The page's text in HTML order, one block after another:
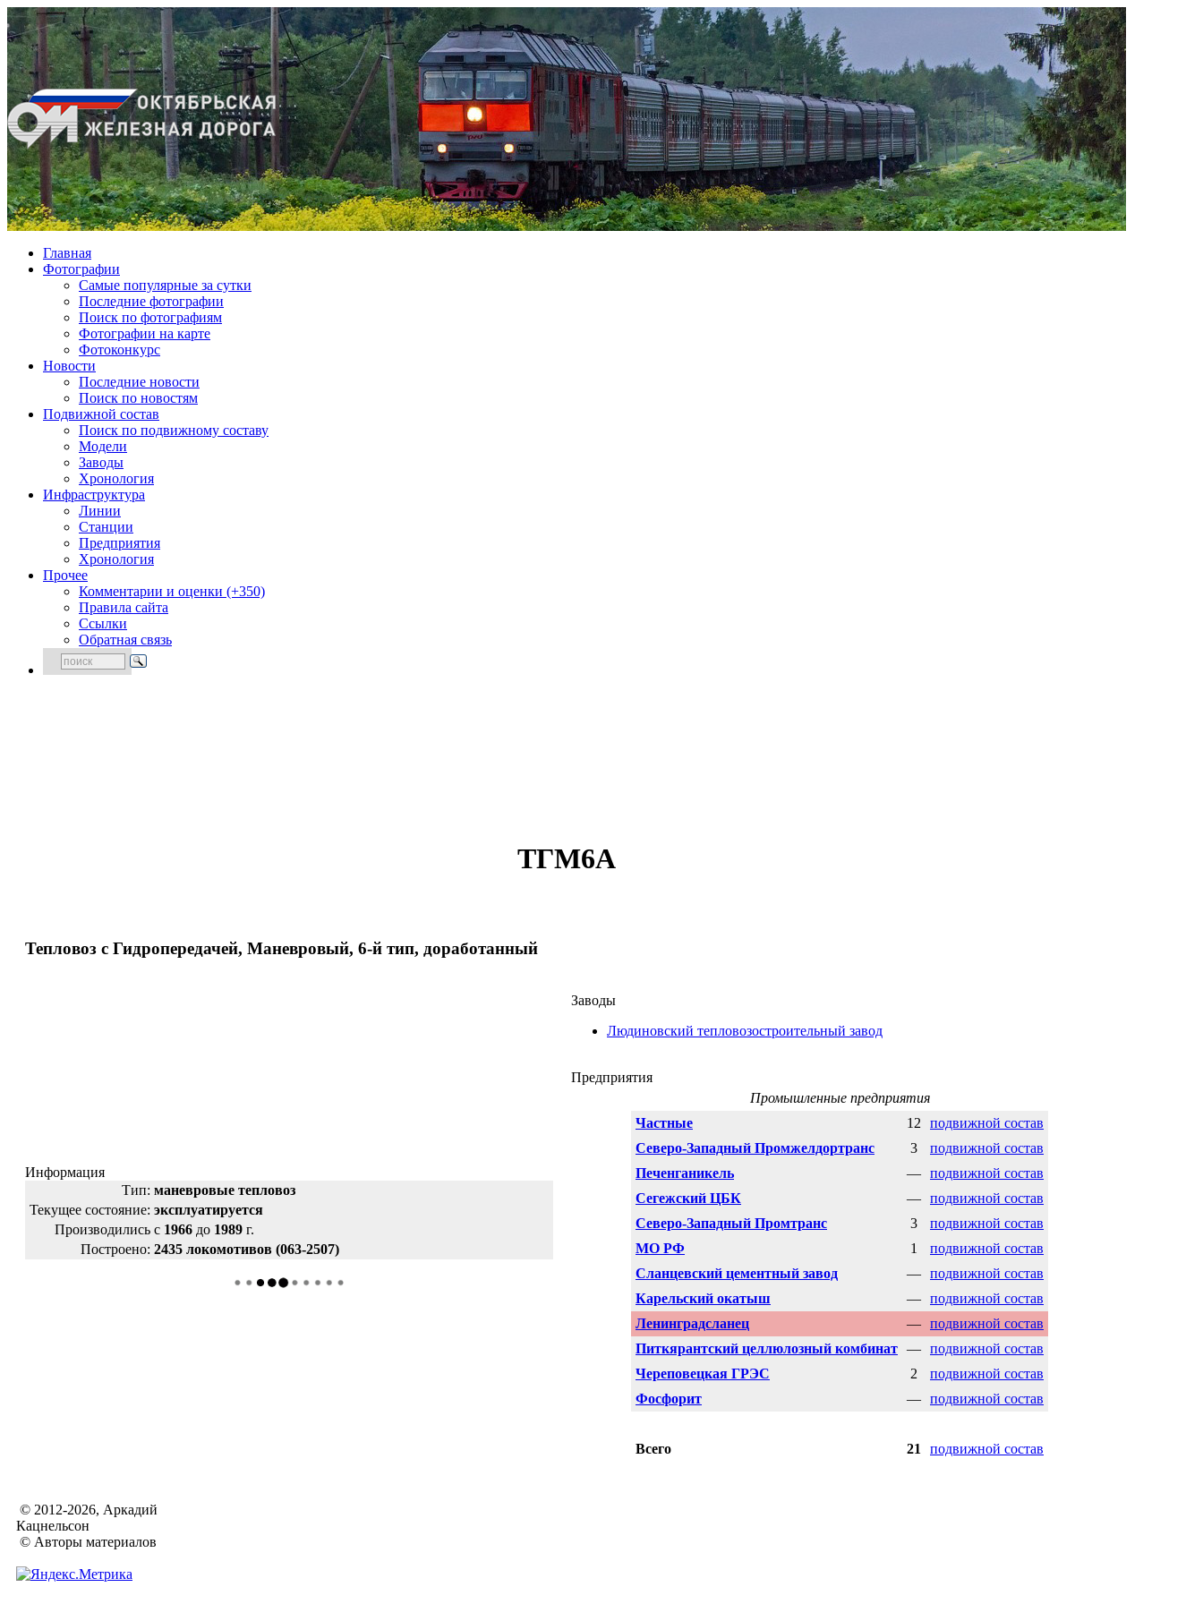
Главная
Фотографии
Cамые популярные за сутки
Последние фотографии
Поиск по фотографиям
Фотографии на карте
Фотоконкурс
Новости
Последние новости
Поиск по новостям
Подвижной состав
Поиск по подвижному составу
Модели
Заводы
Хронология
Инфраструктура
Линии
Станции
Предприятия
Хронология
Прочее
Комментарии и оценки (+350)
Правила сайта
Ссылки
Обратная связь
ТГМ6А
Тепловоз с Гидропередачей, Маневровый, 6-й тип, доработанный
Информация
Тип: маневровые тепловоз
Текущее состояние: эксплуатируется
Производились с 1966 до 1989 г.
Построено: 2435 локомотивов (063-2507)
Заводы
Людиновский тепловозостроительный завод
Предприятия
Промышленные предприятия
Частные
12
подвижной состав
Северо-Западный Промжелдортранс
3
подвижной состав
Печенганикель
— подвижной состав
Сегежский ЦБК
— подвижной состав
Северо-Западный Промтранс
3
подвижной состав
МО РФ
1
подвижной состав
Сланцевский цементный завод
— подвижной состав
Карельский окатыш
— подвижной состав
Ленинградсланец
— подвижной состав
Питкярантский целлюлозный комбинат — подвижной состав
Череповецкая ГРЭС
2
подвижной состав
Фосфорит
— подвижной состав
Всего 21 подвижной состав
© 2012-2026, Аркадий
Кацнельсон
© Авторы материалов